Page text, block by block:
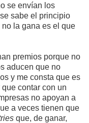
se envían los
sabe el principio
la gana es el que
premios porque no
aducen que no
y me consta que es
contar con un
no apoyan a
a veces tienen que
que, de ganar,